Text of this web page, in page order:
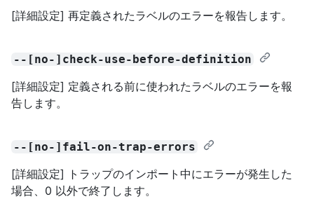
[詳細設定] 再定義されたラベルのエラーを報告します。
--[no-]check-use-before-definition
[詳細設定] 定義される前に使われたラベルのエラーを報
告します。
--[no-]fail-on-trap-errors
[詳細設定] トラップのインポート中にエラーが発生した
場合、0 以外で終了します。